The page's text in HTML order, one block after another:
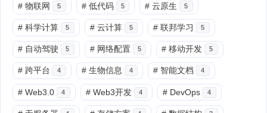
# 物联网 5 # 低代码 5 # 云原生 5
# 科学计算 5 # 云计算 5 # 联邦学习 5
# 自动驾驶 5 # 网络配置 5 # 移动开发 5
# 跨平台 4 # 生物信息 4 # 智能文档 4
# Web3.0 4 # Web3开发 4 # DevOps 4